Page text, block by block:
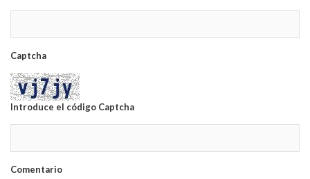
Captcha
Introduce el código Captcha
Comentario